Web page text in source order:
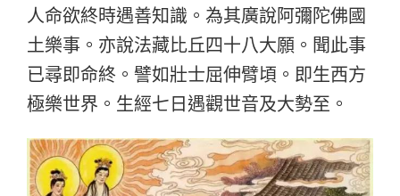
人命欲終時遇善知識。為其廣說阿彌陀佛國
土樂事。亦說法藏比丘四十八大願。聞此事
已尋即命終。譬如壯士屈伸臂頃。即生西方
極樂世界。生經七日遇觀世音及大勢至。